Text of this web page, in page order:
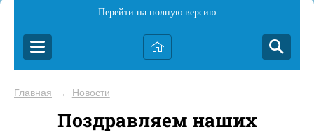
Перейти на полную версию
Главная → Новости
Поздравляем наших